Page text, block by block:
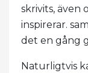
skrivits, även
inspirerar.
det en gång
Naturligtvis